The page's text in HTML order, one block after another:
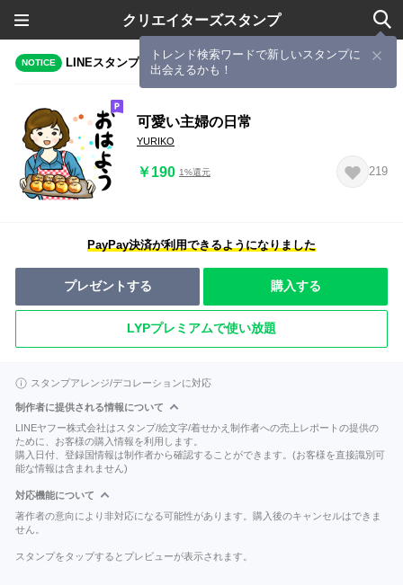
クリエイターズスタンプ
トレンド検索ワードで新しいスタンプに
出会えるかも！
NOTICE LINEスタンプメーカーで作成されたスタンプ
可愛い主婦の日常
YURIKO
￥190 1%還元 219
PayPay決済が利用できるようになりました
プレゼントする 購入する
LYPプレミアムで使い放題
スタンプアレンジ/デコレーションに対応
制作者に提供される情報について
LINEヤフー株式会社はスタンプ/絵文字/着せかえ制作者への売上レポートの提供の
ために、お客様の購入情報を利用します。
購入日付、登録国情報は制作者から確認することができます。(お客様を直接識別可
能な情報は含まれません)
対応機能について
著作者の意向により非対応になる可能性があります。購入後のキャンセルはできま
せん。
スタンプをタップするとプレビューが表示されます。